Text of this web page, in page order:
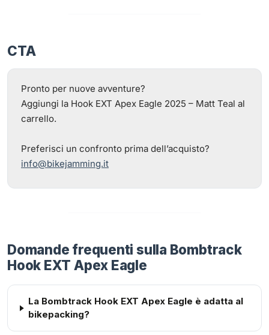
CTA
Pronto per nuove avventure?
Aggiungi la Hook EXT Apex Eagle 2025 – Matt Teal al
carrello.
Preferisci un confronto prima dell’acquisto?
info@bikejamming.it
Domande frequenti sulla Bombtrack
Hook EXT Apex Eagle
La Bombtrack Hook EXT Apex Eagle è adatta al
bikepacking?